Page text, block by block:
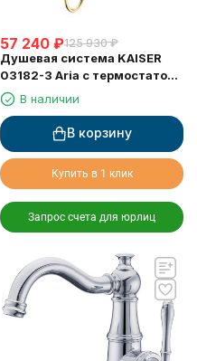
57 240 ₽125 930 ₽
Душевая система KAISER
03182-3 Aria с термостатом
6282В наличии
В корзину
Купить в 1 клик
Запрос счета для юрлиц